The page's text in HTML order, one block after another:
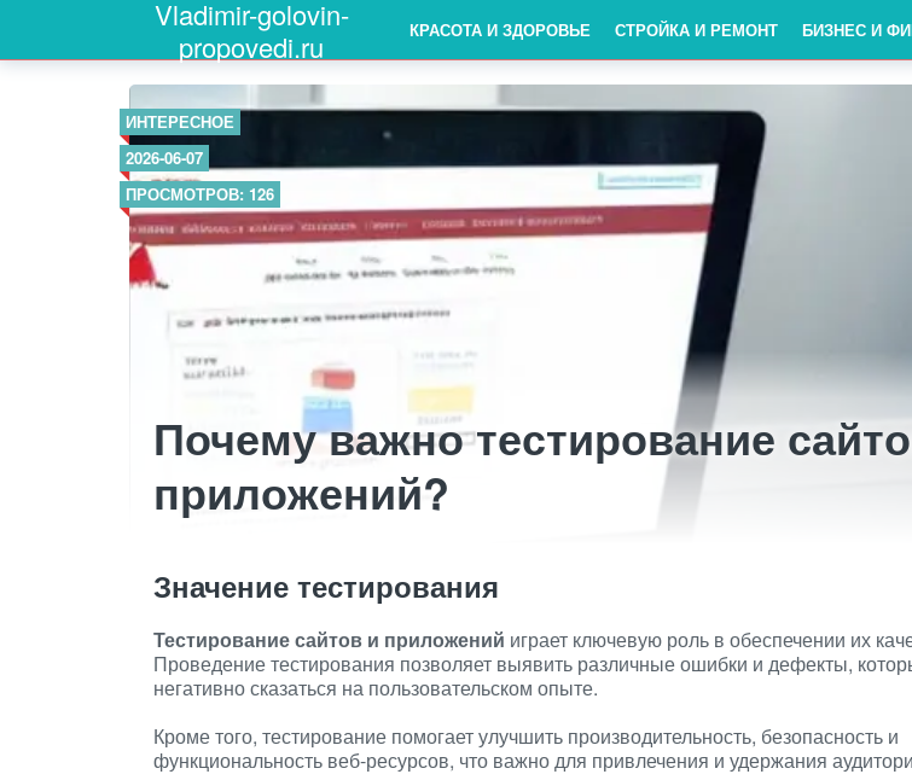
Vladimir-golovin-
propovedi.ru
КРАСОТА И ЗДОРОВЬЕ СТРОЙКА И РЕМОНТ БИЗНЕС И
ИНТЕРЕСНОЕ
2026-06-07
ПРОСМОТРОВ: 126
Почему важно тестирование
приложений?
Значение тестирования
Тестирование сайтов и приложений играет ключевую роль в обеспечении их
Проведение тестирования позволяет выявить различные ошибки и дефекты,
негативно сказаться на пользовательском опыте.
Кроме того, тестирование помогает улучшить производительность, безопасность и
функциональность веб-ресурсов, что важно для привлечения и удержания